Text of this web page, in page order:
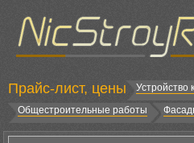
Прайс-лист, цены Устройство
Общестроительные работы